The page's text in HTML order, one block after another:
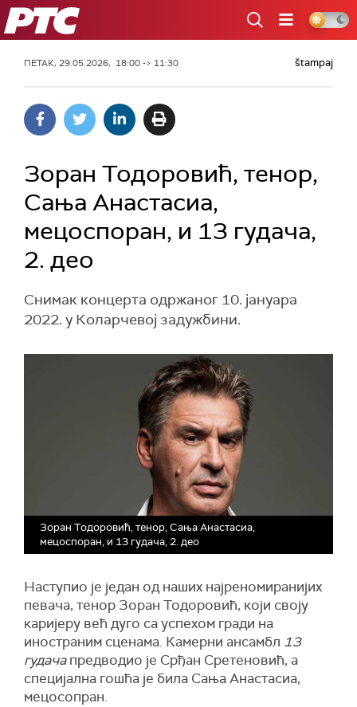
РТС
ПЕТАК, 29.05.2026, 18:00 -> 11:30 štampaj
Зоран Тодоровић, тенор,
Сања Анастасиа,
мецоспоран, и 13 гудача,
2. део
Снимак концерта одржаног 10. јануара
2022. у Коларчевој задужбини.
Зоран Тодоровић, тенор, Сања Анастасиа,
мецоспоран, и 13 гудача, 2. део
Наступио је један од наших најреномиранијих
певача, тенор Зоран Тодоровић, који своју
каријеру већ дуго са успехом гради на
иностраним сценама. Камерни ансамбл 13
гудачапредводио је Срђан Сретеновић, а
специјална гошћа је била Сања Анастасиа,
мецосопран.